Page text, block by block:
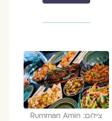
צילום: Rumman Amin